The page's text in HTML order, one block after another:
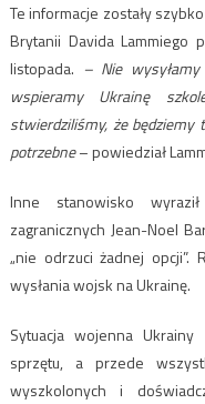
Te informacje zostały
Brytanii Davida Lammiego
listopada. – Nie
wspieramy Ukrainę
stwierdziliśmy, że będziemy
potrzebne– powiedział
Inne stanowisko
zagranicznych Jean-Noel
„nie odrzuci żadnej opcji”.
wysłania wojsk na Ukrainę.
Sytuacja wojenna
sprzętu, a przede
wyszkolonych i